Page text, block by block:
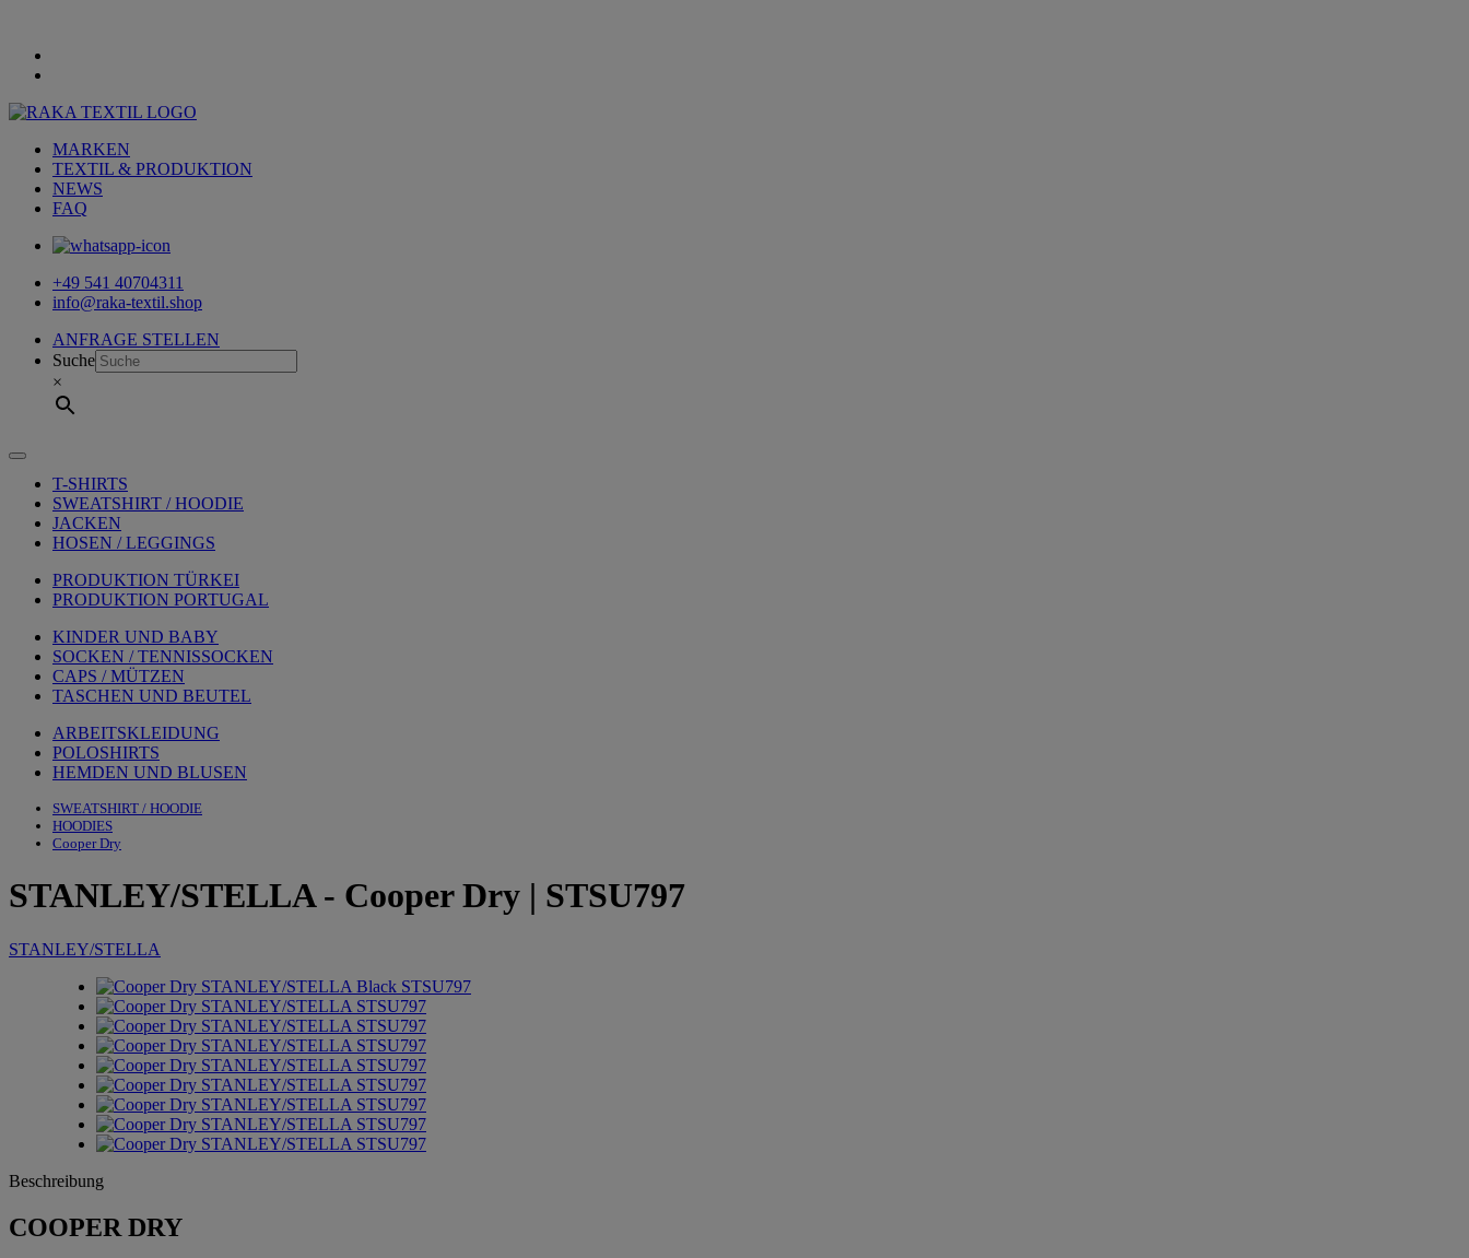
MARKEN
TEXTIL & PRODUKTION
NEWS
FAQ
+49 541 40704311
info@raka-textil.shop
ANFRAGE STELLEN
Suche
×
T-SHIRTS
SWEATSHIRT / HOODIE
JACKEN
HOSEN / LEGGINGS
PRODUKTION TÜRKEI
PRODUKTION PORTUGAL
KINDER UND BABY
SOCKEN / TENNISSOCKEN
CAPS / MÜTZEN
TASCHEN UND BEUTEL
ARBEITSKLEIDUNG
POLOSHIRTS
HEMDEN UND BLUSEN
SWEATSHIRT / HOODIE
HOODIES
Cooper Dry
STANLEY/STELLA- Cooper Dry | STSU797
STANLEY/STELLA
Beschreibung
COOPER DRY